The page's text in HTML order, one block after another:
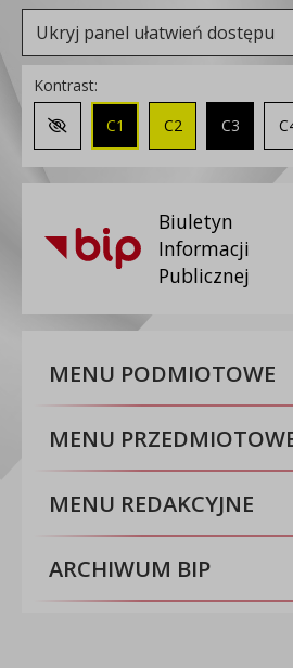
Ukryj panel ułatwień dostępu
Kontrast:
Zmień kontrast na domyślny
C1 C2 C3
Biuletyn
Informacji
Publicznej
MENU PODMIOTOWE
MENU
MENU REDAKCYJNE
ARCHIWUM BIP